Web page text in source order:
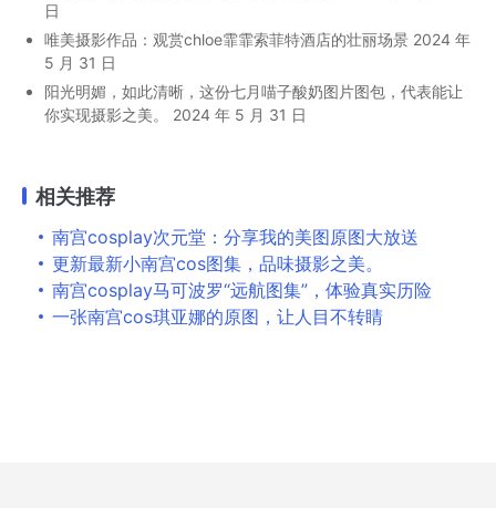
日
唯美摄影作品：观赏chloe霏霏索菲特酒店的壮丽场景 2024 年
5 月 31 日
阳光明媚，如此清晰，这份七月喵子酸奶图片图包，代表能让
你实现摄影之美。
2024 年 5 月 31 日
相关推荐
南宫cosplay次元堂：分享我的美图原图大放送
更新最新小南宫cos图集，品味摄影之美。
南宫cosplay马可波罗“远航图集”，体验真实历险
一张南宫cos琪亚娜的原图，让人目不转睛